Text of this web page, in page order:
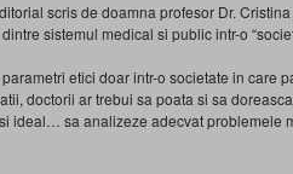
scris de doamna profesor Dr.
sistemul medical si public intr-o
etici doar intr-o societate in care
doctorii ar trebui sa poata si sa
ideal… sa analizeze adecvat problemele